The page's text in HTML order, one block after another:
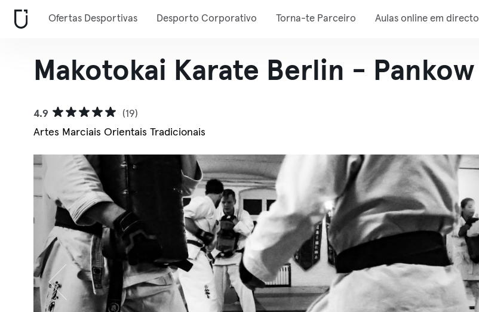
Ofertas Desportivas Desporto Corporativo Torna-te Parceiro Aulas online em directo
Makotokai Karate Berlin - Pankow
4.9
(19)
Artes Marciais Orientais Tradicionais